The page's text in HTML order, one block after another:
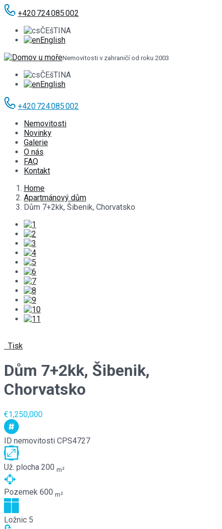
+420 724 085 002
ČEšTINA
English
Nemovitosti v zahraničí od roku 2003
ČEšTINA
English
+420 724 085 002
Nemovitosti
Novinky
Galerie
O nás
FAQ
Kontakt
Home
Apartmánový dům
Dům 7+2kk, Šibenik, Chorvatsko
Tisk
Dům 7+2kk, Šibenik,
Chorvatsko
€1,250,000
ID nemovitosti CPS4727
Už. plocha 200 m²
Pozemek 600 m²
Ložnic 5